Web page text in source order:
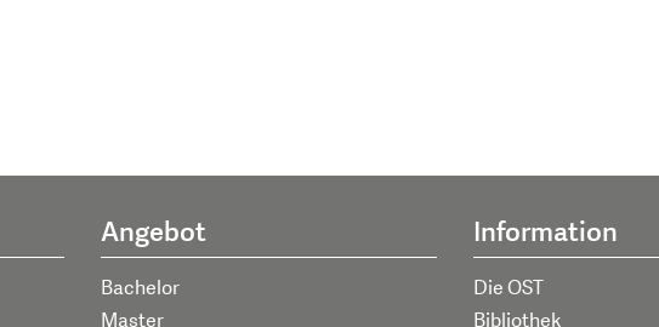
Angebot
Bachelor
Master
Information
Die OST
Bibliothek